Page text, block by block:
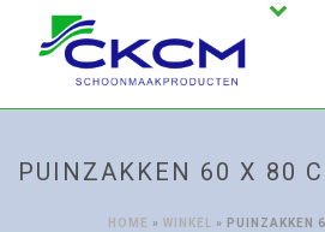
PUINZAKKEN 60 X 80
HOME » WINKEL » PUINZAKKEN